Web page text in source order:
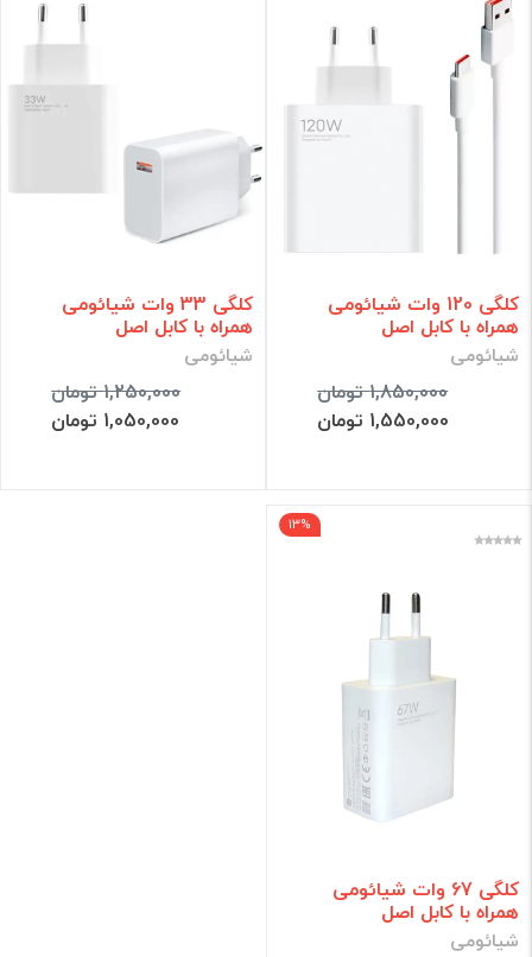
فیلتر براساس قیمت :
کلگی 120 وات شیائومی
همراه با کابل اصل
شیائومی
1,850,000 تومان
1,550,000 تومان
کلگی 33 وات شیائومی
همراه با کابل اصل
شیائومی
1,250,000 تومان
1,050,000 تومان
13%
کلگی 67 وات شیائومی
همراه با کابل اصل
شیائومی